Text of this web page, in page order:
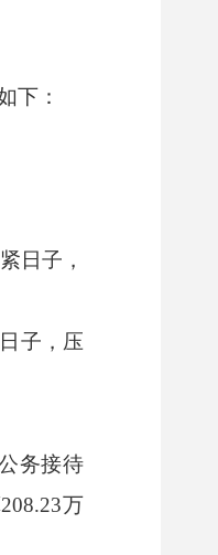
下：
日子，
子，压
务接待
万